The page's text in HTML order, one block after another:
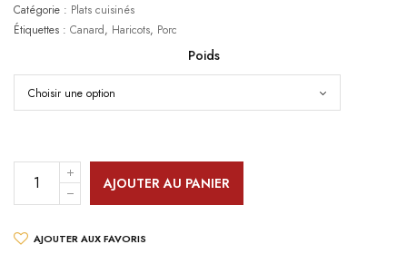
Catégorie : Plats cuisinés
Étiquettes : Canard, Haricots, Porc
Poids
AJOUTER AU PANIER
AJOUTER AUX FAVORIS